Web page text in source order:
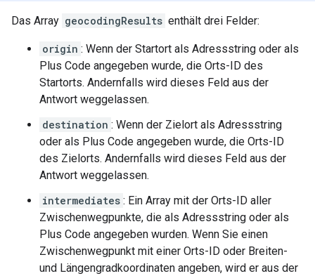
Das Array geocodingResults enthält drei Felder:
origin : Wenn der Startort als Adressstring oder als
Plus Code angegeben wurde, die Orts-ID des
Startorts. Andernfalls wird dieses Feld aus der
Antwort weggelassen.
destination : Wenn der Zielort als Adressstring
oder als Plus Code angegeben wurde, die Orts-ID
des Zielorts. Andernfalls wird dieses Feld aus der
Antwort weggelassen.
intermediates : Ein Array mit der Orts-ID aller
Zwischenwegpunkte, die als Adressstring oder als
Plus Code angegeben wurden. Wenn Sie einen
Zwischenwegpunkt mit einer Orts-ID oder Breiten-
und Längengradkoordinaten angeben, wird er aus der